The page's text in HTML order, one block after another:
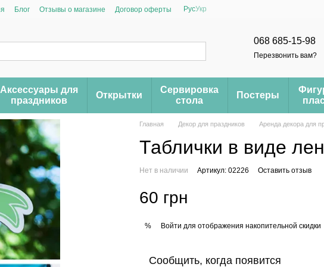
Блог Отзывы о магазине Договор оферты РусУкр
068 685-15-98
Перезвонить вам?
Аксессуары для
праздников
Открытки
Сервировка
стола
Постеры
Главная Декор для праздников Аренда декора для
Таблички в виде
Нет в наличии Артикул: 02226 Оставить отзыв
60 грн
% Войти для отображения накопительной скидки
Сообщить, когда появится